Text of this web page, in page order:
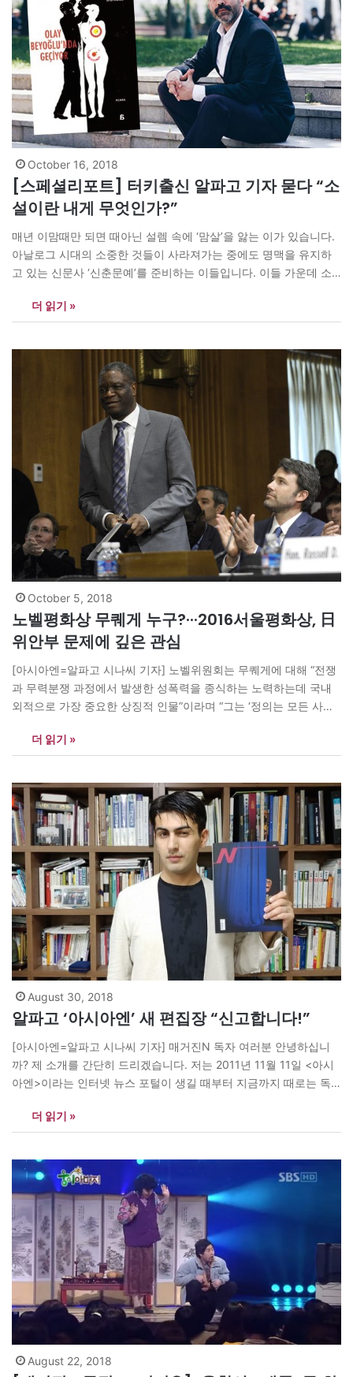
October 16, 2018
[스페셜리포트] 터키출신 알파고 기자 묻다 “소
설이란 내게 무엇인가?”
매년 이맘때만 되면 때아닌 설렘 속에 ‘맘살’을 앓는 이가 있습니다.
아날로그 시대의 소중한 것들이 사라져가는 중에도 명맥을 유지하
고 있는 신문사 ‘신춘문예’를 준비하는 이들입니다. 이들 가운데 소
험을 하신 적이 있으신지요? 매거진N 8월호 스페셜리포트는 ‘인도
와도 바꿀 수 없다’는 셰익스피어의 고국 영국을 중심으로 하는 유럽
더 읽기 »
October 5, 2018
노벨평화상 무퀘게 누구?···2016서울평화상, 日
위안부 문제에 깊은 관심
[아시아엔=알파고 시나씨 기자] 노벨위원회는 무퀘게에 대해 “전쟁
과 무력분쟁 과정에서 발생한 성폭력을 종식하는 노력하는데 국내
외적으로 가장 중요한 상징적 인물”이라며 “그는 ‘정의는 모든 사람
내전으로 600만명 이상이 사망했으며, 여성들은 극심한 성폭력에
시달려왔다. ‘세계의 강간 수도’라고 불릴 정도다. 프랑스에서 유학
더 읽기 »
August 30, 2018
알파고 ‘아시아엔’ 새 편집장 “신고합니다!”
[아시아엔=알파고 시나씨 기자] 매거진N 독자 여러분 안녕하십니
까? 제 소개를 간단히 드리겠습니다. 저는 2011년 11월 11일 <아시
아엔>이라는 인터넷 뉴스 포털이 생길 때부터 지금까지 때로는 독
니다. 아랍에는 <알 자지라>, 유럽대륙에는 <유로뉴스>가 등장해
지역 통합에 나섰습니다. 하지만 아시아를 하나로 묶어낼 언론사는
더 읽기 »
August 22, 2018